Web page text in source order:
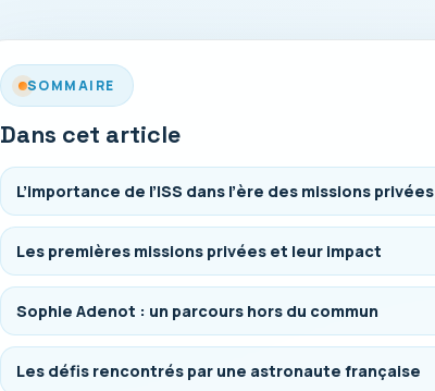
SOMMAIRE
Dans cet article
L’importance de l’ISS dans l’ère des missions privées
Les premières missions privées et leur impact
Sophie Adenot : un parcours hors du commun
Les défis rencontrés par une astronaute française